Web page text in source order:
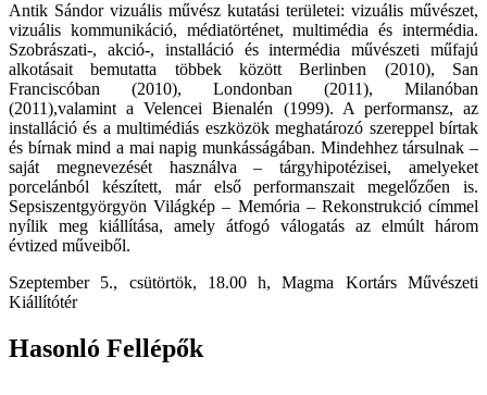
Antik Sándor vizuális művész kutatási területei: vizuális művészet,
vizuális kommunikáció, médiatörténet, multimédia és intermédia.
Szobrászati-, akció-, installáció és intermédia művészeti műfajú
alkotásait bemutatta többek között Berlinben (2010), San
Franciscóban (2010), Londonban (2011), Milanóban
(2011),valamint a Velencei Bienalén (1999). A performansz, az
installáció és a multimédiás eszközök meghatározó szereppel bírtak
és bírnak mind a mai napig munkásságában. Mindehhez társulnak –
saját megnevezését használva – tárgyhipotézisei, amelyeket
porcelánból készített, már első performanszait megelőzően is.
Sepsiszentgyörgyön Világkép – Memória – Rekonstrukció címmel
nyílik meg kiállítása, amely átfogó válogatás az elmúlt három
évtized műveiből.
Szeptember 5., csütörtök, 18.00 h, Magma Kortárs Művészeti
Kiállítótér
Hasonló Fellépők